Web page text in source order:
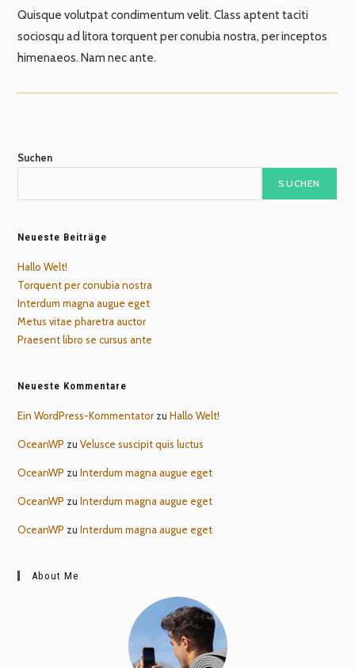
Quisque volutpat condimentum velit. Class aptent taciti
sociosqu ad litora torquent per conubia nostra, per inceptos
himenaeos. Nam nec ante.
Suchen
SUCHEN
Neueste Beiträge
Hallo Welt!
Torquent per conubia nostra
Interdum magna augue eget
Metus vitae pharetra auctor
Praesent libro se cursus ante
Neueste Kommentare
Ein WordPress-Kommentator zuHallo Welt!
OceanWP zuVelusce suscipit quis luctus
OceanWP zuInterdum magna augue eget
OceanWP zuInterdum magna augue eget
OceanWP zuInterdum magna augue eget
About Me